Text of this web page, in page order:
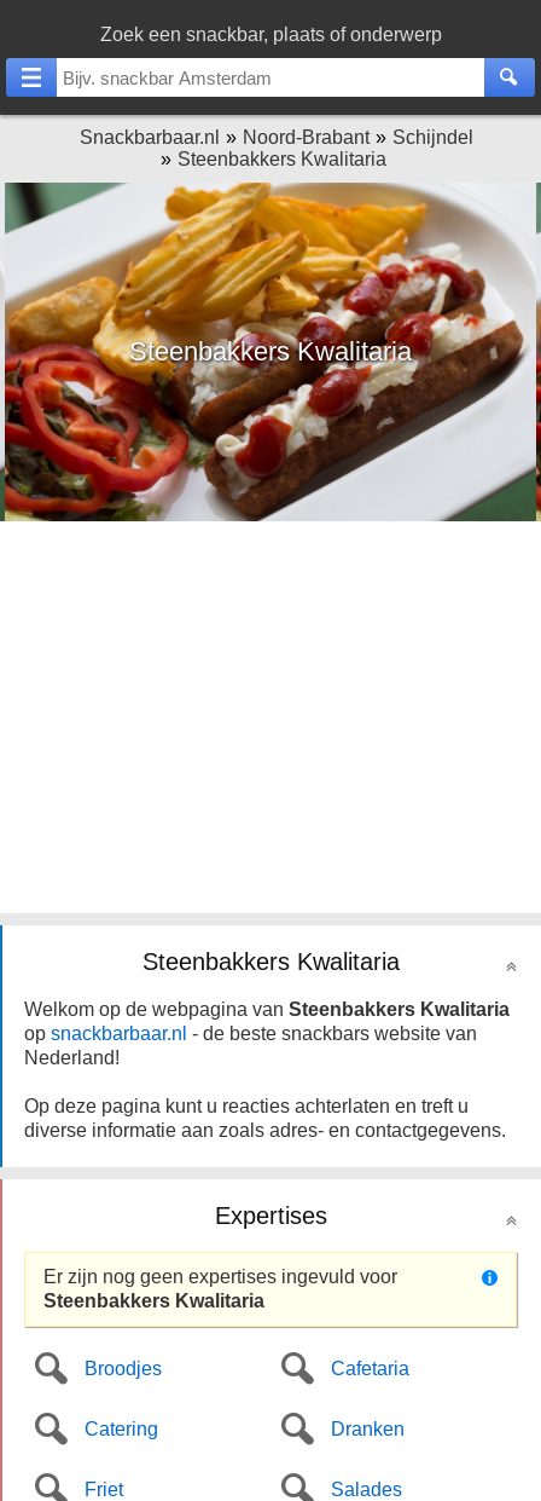
Zoek een snackbar, plaats of onderwerp
Snackbarbaar.nl Noord-Brabant
Schijndel
Steenbakkers Kwalitaria
Steenbakkers Kwalitaria
Steenbakkers Kwalitaria
Welkom op de webpagina van Steenbakkers Kwalitaria
op snackbarbaar.nl - de beste snackbars website van
Nederland!
Op deze pagina kunt u reacties achterlaten en treft u
diverse informatie aan zoals adres- en contactgegevens.
Expertises
Er zijn nog geen expertises ingevuld voor
Steenbakkers Kwalitaria
Broodjes Cafetaria
Catering Dranken
Friet Salades